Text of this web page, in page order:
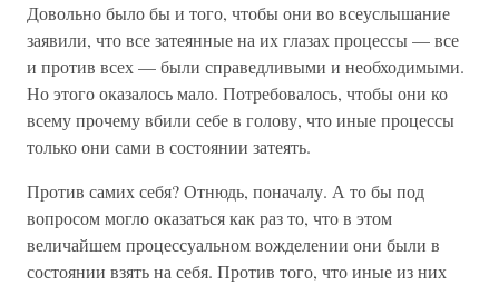
Довольно было бы и того, чтобы они во всеуслышание
заявили, что все затеянные на их глазах процессы — все
и против всех — были справедливыми и необходимыми.
Но этого оказалось мало. Потребовалось, чтобы они ко
всему прочему вбили себе в голову, что иные процессы
только они сами в состоянии затеять.
Против самих себя? Отнюдь, поначалу. А то бы под
вопросом могло оказаться как раз то, что в этом
величайшем процессуальном вожделении они были в
состоянии взять на себя. Против того, что иные из них